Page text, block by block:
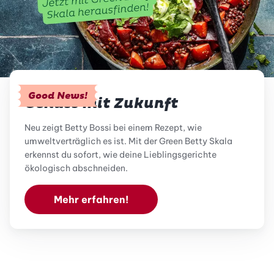
Good News!
Genuss mit Zukunft
Neu zeigt Betty Bossi bei einem Rezept, wie
umweltverträglich es ist. Mit der Green Betty Skala
erkennst du sofort, wie deine Lieblingsgerichte
ökologisch abschneiden.
Mehr erfahren!